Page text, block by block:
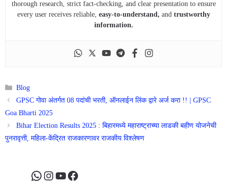
thorough research, strict fact-checking, and clear presentation to ensure
every user receives reliable, easy-to-understand, and trustworthy
information.
Categories
Blog
GPSC गोवा अंतर्गत 08 पदांची भरती, ऑनलाईन लिंक द्वारे अर्ज करा !! | GPSC
Goa Bharti 2025
Bihar Election Results 2025 : बिहारमध्ये महाराष्ट्राच्या लाडकी बहीण योजनेची
पुनरावृत्ती, महिला-केंद्रित राजकारणावर राजकीय विश्लेषण
WhatsApp
Instagram
YouTube
Facebook